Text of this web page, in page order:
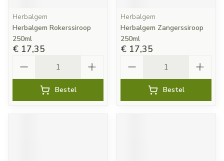
Herbalgem
Herbalgem Rokerssiroop
250ml
€ 17,35
Bestel
Herbalgem
Herbalgem Zangerssiroop
250ml
€ 17,35
Bestel